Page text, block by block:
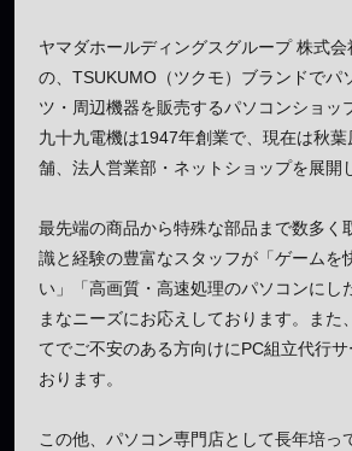
ヤマダホールディングスグループ 株式
の、TSUKUMO（ツクモ）ブランドでパ
ツ・周辺機器を販売するパソコンショッ
九十九電機は1947年創業で、現在は秋
舗、法人営業部・ネットショップを展開
最先端の商品から特殊な部品まで数多く
識と経験の豊富なスタッフが「ゲームを
い」「高画質・高速処理のパソコンにし
まなニーズにお応えしております。また
てでご不安のある方向けにPC組立代行
おります。
この他、パソコン専門店として長年培っ